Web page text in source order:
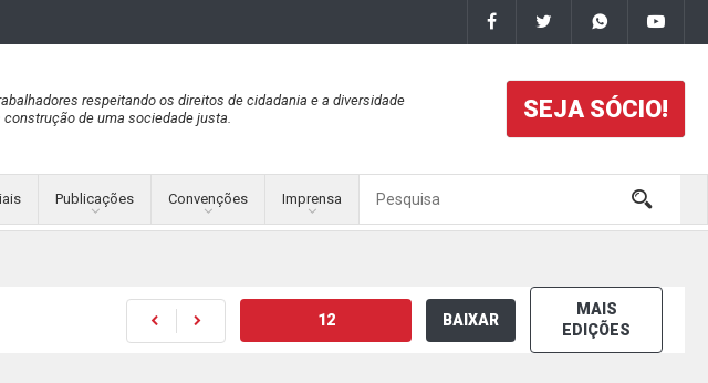
respeitando os direitos de cidadania e a diversidade
de uma sociedade justa.
SEJA SÓCIO!
Publicações Convenções Imprensa
12 BAIXAR
MAIS
EDIÇÕES